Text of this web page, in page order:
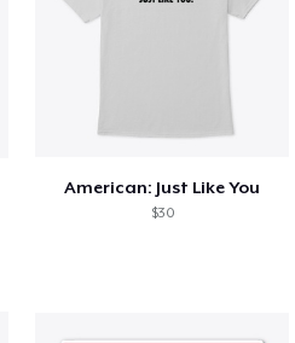
American: Just Like You
$30